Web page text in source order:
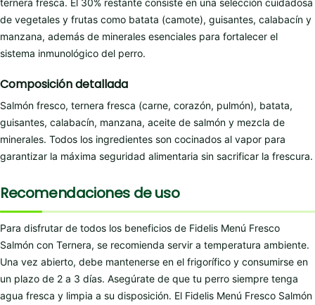
ternera fresca. El 30% restante consiste en una selección cuidadosa
de vegetales y frutas como batata (camote), guisantes, calabacín y
manzana, además de minerales esenciales para fortalecer el
sistema inmunológico del perro.
Composición detallada
Salmón fresco, ternera fresca (carne, corazón, pulmón), batata,
guisantes, calabacín, manzana, aceite de salmón y mezcla de
minerales. Todos los ingredientes son cocinados al vapor para
garantizar la máxima seguridad alimentaria sin sacrificar la frescura.
Recomendaciones de uso
Para disfrutar de todos los beneficios de Fidelis Menú Fresco
Salmón con Ternera, se recomienda servir a temperatura ambiente.
Una vez abierto, debe mantenerse en el frigorífico y consumirse en
un plazo de 2 a 3 días. Asegúrate de que tu perro siempre tenga
agua fresca y limpia a su disposición. El Fidelis Menú Fresco Salmón